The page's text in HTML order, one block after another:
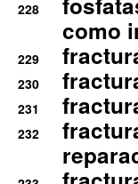
228
como
229
230
231
232